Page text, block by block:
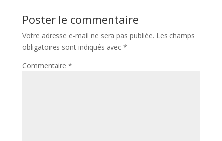
Poster le commentaire
Votre adresse e-mail ne sera pas publiée. Les champs
obligatoires sont indiqués avec *
Commentaire *